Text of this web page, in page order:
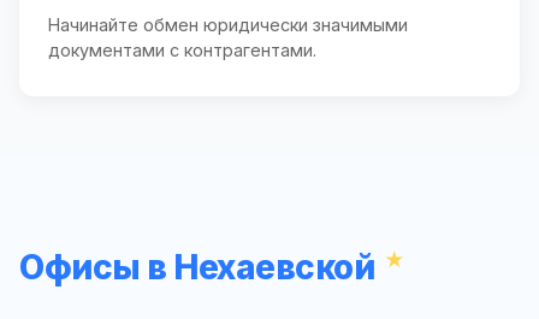
Начинайте обмен юридически значимыми
документами с контрагентами.
Офисы в Нехаевской